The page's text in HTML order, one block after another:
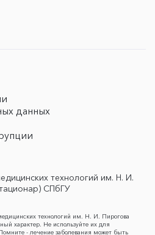
данных
технологий им. Н. И.
СПбГУ
технологий им. Н. И. Пирогова
характер. Не используйте их для
- лечение заболевания может быть